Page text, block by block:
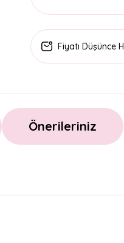
Fiyatı Düşünce
Önerileriniz